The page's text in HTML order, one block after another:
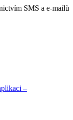
SMS a e-mailů
–